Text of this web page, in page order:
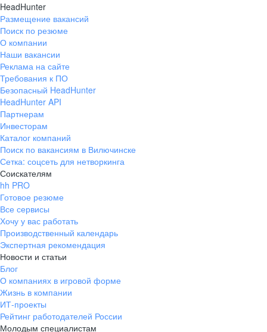
HeadHunter
Размещение вакансий
Поиск по резюме
О компании
Наши вакансии
Реклама на сайте
Требования к ПО
Безопасный HeadHunter
HeadHunter API
Партнерам
Инвесторам
Каталог компаний
Поиск по вакансиям в Вилючинске
Сетка: соцсеть для нетворкинга
Соискателям
hh PRO
Готовое резюме
Все сервисы
Хочу у вас работать
Производственный календарь
Экспертная рекомендация
Новости и статьи
Блог
О компаниях в игровой форме
Жизнь в компании
ИТ-проекты
Рейтинг работодателей России
Молодым специалистам